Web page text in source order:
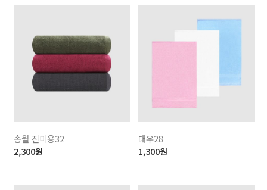
송월 진미용32
2,300원
대우28
1,300원